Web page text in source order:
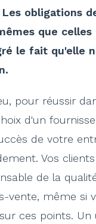
Les obligations
que celles
le fait qu'elle
pour réussir
d'un
de votre
Vos
de la
vente, même si
ces points. Un